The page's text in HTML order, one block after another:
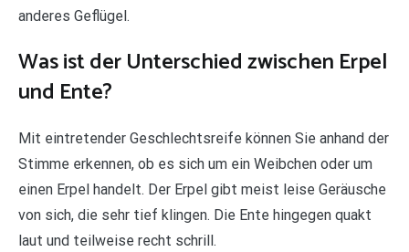
anderes Geflügel.
Was ist der Unterschied zwischen Erpel
und Ente?
Mit eintretender Geschlechtsreife können Sie anhand der
Stimme erkennen, ob es sich um ein Weibchen oder um
einen Erpel handelt. Der Erpel gibt meist leise Geräusche
von sich, die sehr tief klingen. Die Ente hingegen quakt
laut und teilweise recht schrill.